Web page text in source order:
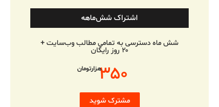
اشتراک شش‌ماهه
شش ماه دسترسی به تمامی مطالب وب‌سایت +
۲۰ روز رایگان
۳۵۰هزارتومان
مشترک شوید